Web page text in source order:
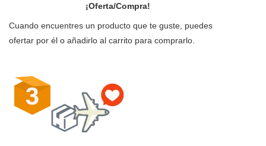
¡Oferta/Compra!
Cuando encuentres un producto que te guste, puedes
ofertar por él o añadirlo al carrito para comprarlo.